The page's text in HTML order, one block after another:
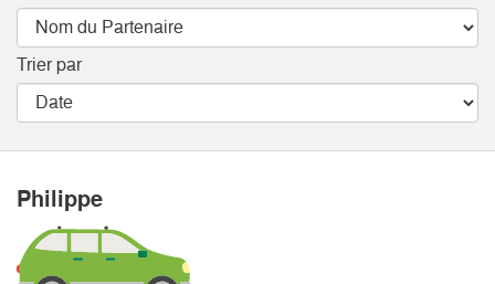
Trier par
Philippe